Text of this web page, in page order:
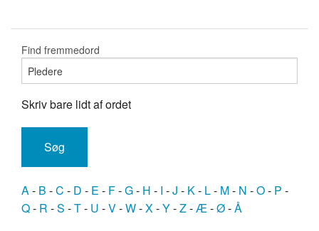
Find fremmedord
Skriv bare lidt af ordet
A- B -C - D - E - F-G- H - I -J - K- L- M- N -O- P -
Q- R -S -T- U -V-W-X-Y-Z-Æ-Ø-Å